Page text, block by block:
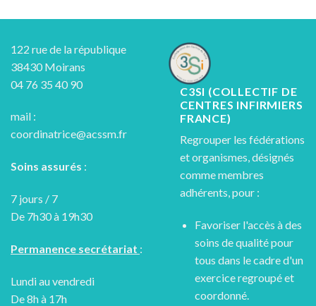
122 rue de la république
38430 Moirans
04 76 35 40 90
mail :
coordinatrice@acssm.fr
Soins assurés :
7 jours / 7
De 7h30 à 19h30
Permanence secrétariat :
Lundi au vendredi
De 8h à 17h
C3SI (COLLECTIF DE
CENTRES INFIRMIERS
FRANCE)
Regrouper les fédérations
et organismes, désignés
comme membres
adhérents, pour :
Favoriser l'accès à des
soins de qualité pour
tous dans le cadre d'un
exercice regroupé et
coordonné.